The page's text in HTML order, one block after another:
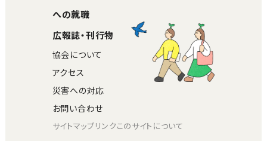
への就職
広報誌・刊行物
協会について
アクセス
災害への対応
お問い合わせ
サイトマップリンクこのサイトについて